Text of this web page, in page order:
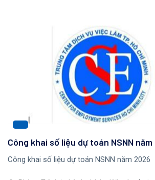
Công khai số liệu dự toán NSNN năm
Công khai số liệu dự toán NSNN năm 2026